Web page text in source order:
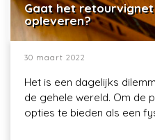
Gaat het
opleveren?
30 maart 2022
Het is een dagelijks
de gehele wereld. Om de
opties te bieden als een